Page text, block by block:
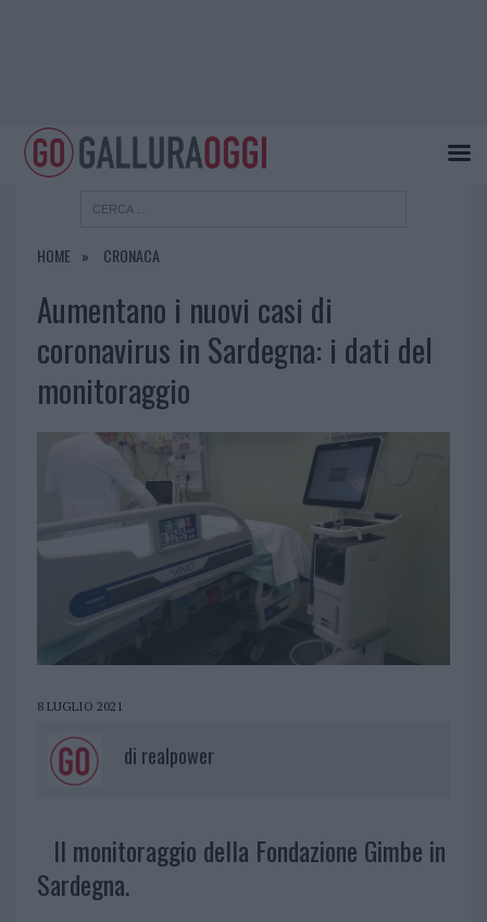
HOME CRONACA
Aumentano i nuovi casi di
coronavirus in Sardegna: i dati del
monitoraggio
8 LUGLIO 2021
di realpower
Il monitoraggio della Fondazione Gimbe in
Sardegna.